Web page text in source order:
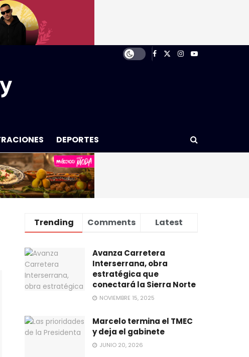
DEPORTES
Trending Comments Latest
Avanza Carretera
Interserrana, obra
estratégica que
conectará la Sierra Norte
NOVIEMBRE 15, 2025
Marcelo termina el TMEC
y deja el gabinete
JUNIO 20, 2026